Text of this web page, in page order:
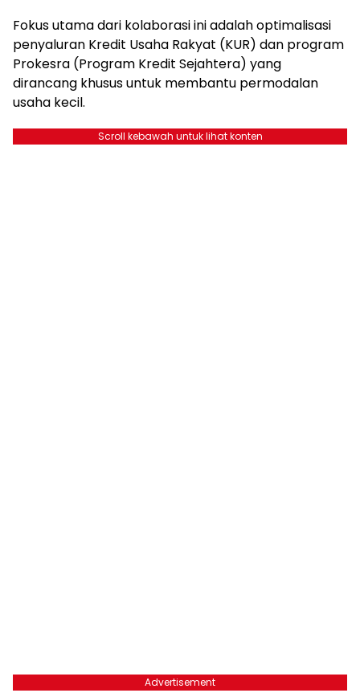
Fokus utama dari kolaborasi ini adalah optimalisasi
penyaluran Kredit Usaha Rakyat (KUR) dan program
Prokesra (Program Kredit Sejahtera) yang
dirancang khusus untuk membantu permodalan
usaha kecil.
Scroll kebawah untuk lihat konten
Advertisement